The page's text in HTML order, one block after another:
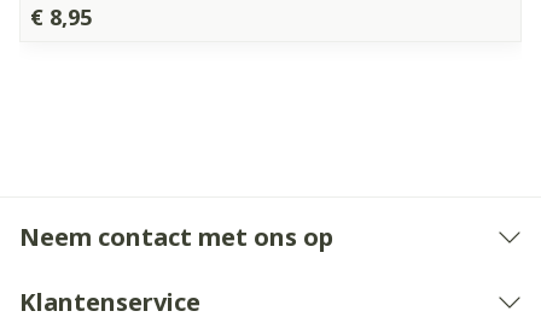
€ 8,95
Neem contact met ons op
Klantenservice